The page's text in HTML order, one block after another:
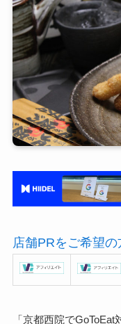
店舗PRをご希望
「京都西院で